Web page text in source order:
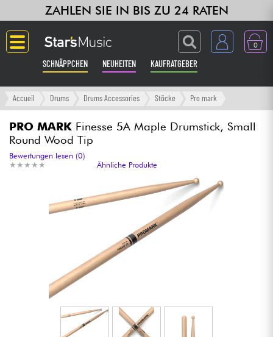
ZAHLEN SIE IN BIS ZU 24 RATEN
0
SCHNÄPPCHEN NEUHEITEN KAUFRATGEBER
Langue
Gitarre & Bass
Verstärker & Effekte
Kopfhörer
Mikros
Accueil Drums Drums Accessories Stöcke Pro mark
PRO MARK Finesse 5A Maple Drumstick, Small
Round Wood Tip
★ ★ ★ ★ ★
★ ★ ★ ★ ★
Bewertungen lesen (0)
Ähnliche Produkte